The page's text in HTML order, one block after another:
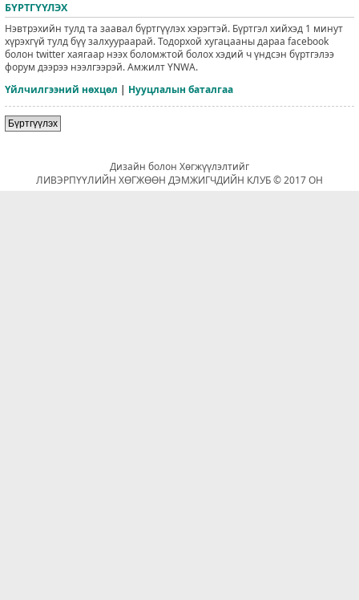
БҮРТГҮҮЛЭХ
Нэвтрэхийн тулд та заавал бүртгүүлэх хэрэгтэй. Бүртгэл хийхэд 1 минут
хүрэхгүй тулд бүү залхуураарай. Тодорхой хугацааны дараа facebook
болон twitter хаягаар нээх боломжтой болох хэдий ч үндсэн бүртгэлээ
форум дээрээ нээлгээрэй. Амжилт YNWA.
Үйлчилгээний нөхцөл | Нууцлалын баталгаа
Бүртгүүлэх
Дизайн болон Хөгжүүлэлтийг
ЛИВЭРПҮҮЛИЙН ХӨГЖӨӨН ДЭМЖИГЧДИЙН КЛУБ © 2017 ОН